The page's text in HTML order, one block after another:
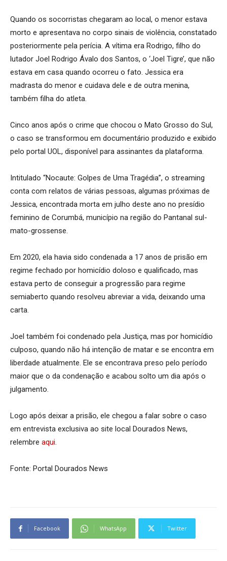
Quando os socorristas chegaram ao local, o menor estava
morto e apresentava no corpo sinais de violência, constatado
posteriormente pela perícia. A vítima era Rodrigo, filho do
lutador Joel Rodrigo Ávalo dos Santos, o ‘Joel Tigre’, que não
estava em casa quando ocorreu o fato. Jessica era
madrasta do menor e cuidava dele e de outra menina,
também filha do atleta.
Cinco anos após o crime que chocou o Mato Grosso do Sul,
o caso se transformou em documentário produzido e exibido
pelo portal UOL, disponível para assinantes da plataforma.
Intitulado “Nocaute: Golpes de Uma Tragédia”, o streaming
conta com relatos de várias pessoas, algumas próximas de
Jessica, encontrada morta em julho deste ano no presídio
feminino de Corumbá, município na região do Pantanal sul-
mato-grossense.
Em 2020, ela havia sido condenada a 17 anos de prisão em
regime fechado por homicídio doloso e qualificado, mas
estava perto de conseguir a progressão para regime
semiaberto quando resolveu abreviar a vida, deixando uma
carta.
Joel também foi condenado pela Justiça, mas por homicídio
culposo, quando não há intenção de matar e se encontra em
liberdade atualmente. Ele se encontrava preso pelo período
maior que o da condenação e acabou solto um dia após o
julgamento.
Logo após deixar a prisão, ele chegou a falar sobre o caso
em entrevista exclusiva ao site local Dourados News,
relembre aqui.
Fonte: Portal Dourados News
Facebook WhatsApp Twitter